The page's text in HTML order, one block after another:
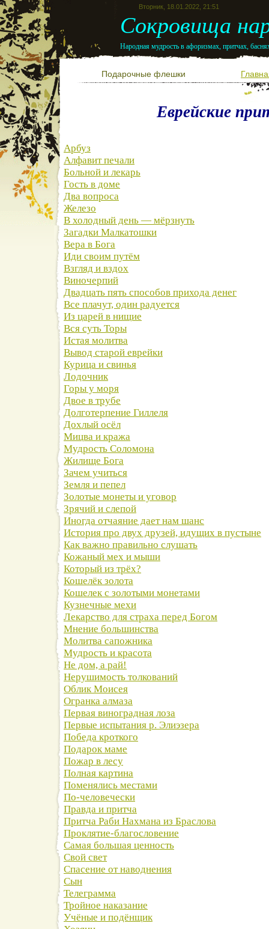
Вторник, 18.01.2022, 21:51
Сокровища
Народная мудрость в афоризмах, притчах,
Подарочные флешки
Еврейские
Арбуз
Алфавит печали
Больной и лекарь
Гость в доме
Два вопроса
Железо
В холодный день — мёрзнуть
Загадки Малкатошки
Вера в Бога
Иди своим путём
Взгляд и вздох
Виночерпий
Двадцать пять способов прихода денег
Все плачут, один радуется
Из царей в нищие
Вся суть Торы
Истая молитва
Вывод старой еврейки
Курица и свинья
Лодочник
Горы у моря
Двое в трубе
Долготерпение Гиллеля
Дохлый осёл
Мицва и кража
Мудрость Соломона
Жилище Бога
Зачем учиться
Земля и пепел
Золотые монеты и уговор
Зрячий и слепой
Иногда отчаяние дает нам шанс
История про двух друзей, идущих в пустыне
Как важно правильно слушать
Кожаный мех и мыши
Который из трёх?
Кошелёк золота
Кошелек с золотыми монетами
Кузнечные мехи
Лекарство для страха перед Богом
Мнение большинства
Молитва сапожника
Мудрость и красота
Не дом, а рай!
Нерушимость толкований
Облик Моисея
Огранка алмаза
Первая виноградная лоза
Первые испытания р. Элиэзера
Победа кроткого
Подарок маме
Пожар в лесу
Полная картина
Поменялись местами
По-человечески
Правда и притча
Притча Раби Нахмана из Браслова
Проклятие-благословение
Самая большая ценность
Свой свет
Спасение от наводнения
Сын
Телеграмма
Тройное наказание
Учёные и подёнщик